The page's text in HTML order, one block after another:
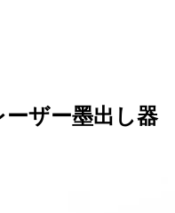
ーザー墨出し器